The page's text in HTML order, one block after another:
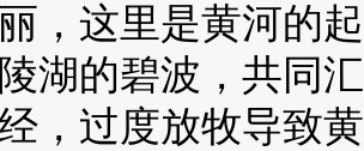
，这里是黄河的
湖的碧波，共同
过度放牧导致黄